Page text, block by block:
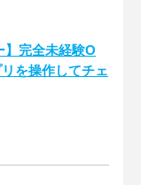
】完全未経験O
を操作してチェ